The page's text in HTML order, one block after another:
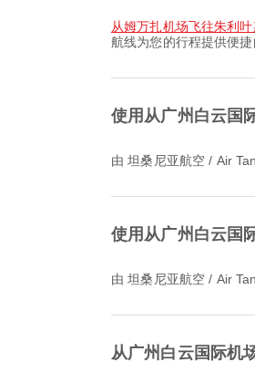
从姆万扎机场飞往朱利
航线为您的行程提供便捷
使用从广州白云国
由 坦桑尼亚航空 / Air
使用从广州白云国
由 坦桑尼亚航空 / Air
从广州白云国际机